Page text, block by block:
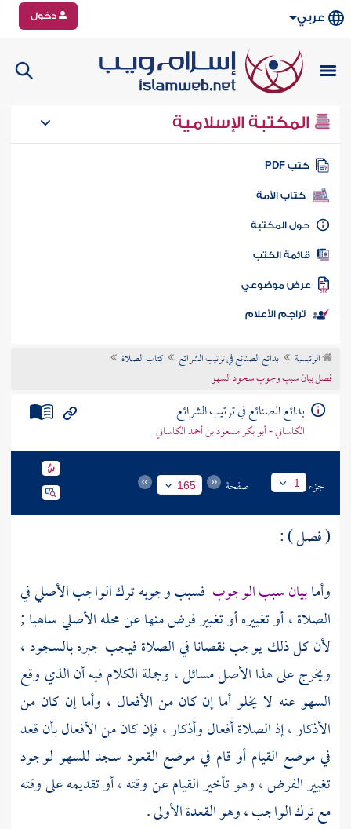
عربي دخول
المكتبة الإسلامية
كتب PDF
كتاب الأمة
المكتبة
الكتب
موضوعي
تراجم الأعلام
الرئيسية بدائع الصنائع في ترتيب الشرائع
كتاب الصلاة
فصل بيان سبب وجوب سجود السهو
بدائع الصنائع في ترتيب الشرائع
الكاساني - أبو بكر مسعود بن أحمد الكاساني
جزء 1 صفحة 165
( فصل ) :
وأمابيان سبب الوجوب فسبب وجوبه ترك الواجب الأصلي في
الصلاة ، أو تغييره أو تغيير فرض منها عن محله الأصلي ساهيا ;
لأن كل ذلك يوجب نقصانا في الصلاة فيجب جبره بالسجود ،
ويخرج على هذا الأصل مسائل ، وجملة الكلام فيه أن الذي وقع
السهو عنه لا يخلو أما إن كان من الأفعال ، وأما إن كان من
الأذكار ، إذ الصلاة أفعال وأذكار ، فإن كان من الأفعال بأن قعد
في موضع القيام أو قام في موضع القعود سجد للسهو لوجود
تغيير الفرض ، وهو تأخير القيام عن وقته ، أو تقديمه على وقته
مع ترك الواجب ، وهو القعدة الأولى .